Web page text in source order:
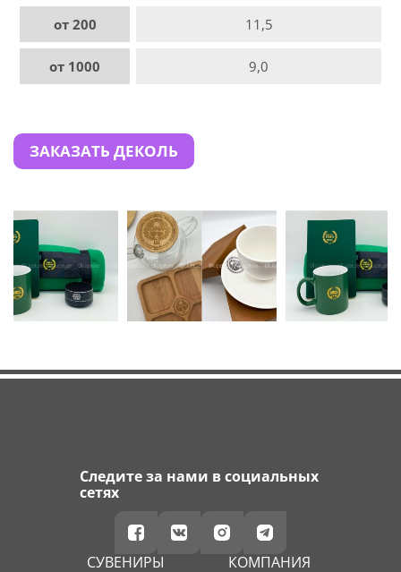
от 200 11,5
от 1000 9,0
ЗАКАЗАТЬ ДЕКОЛЬ
Следите за нами в социальных
сетях
СУВЕНИРЫ КОМПАНИЯ